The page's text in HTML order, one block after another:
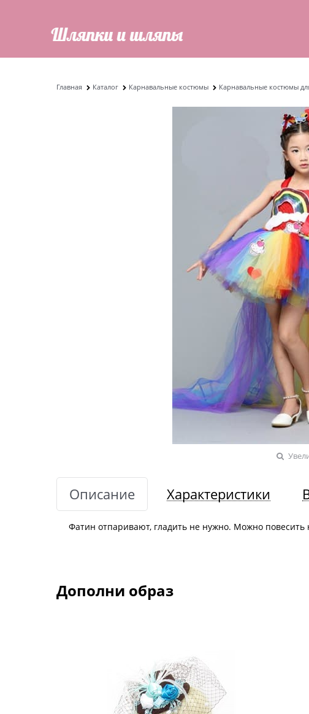
Главная Каталог Карнавальные костюмы Карнавальные костюмы
Описание Характеристики
Фатин отпаривают, гладить не нужно. Можно повесить
Дополни образ